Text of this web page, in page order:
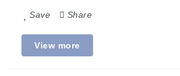
Save Share
View more